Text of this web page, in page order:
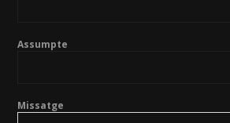
Assumpte
Missatge